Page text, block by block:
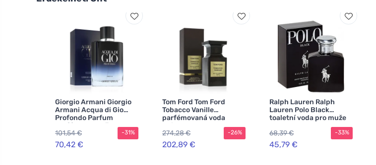
Giorgio Armani Giorgio
Armani Acqua di Gio
Profondo Parfum
parfém pro muže
101,54 €
70,42 €
-31%
Tom Ford Tom Ford
Tobacco Vanille
parfémovaná voda
unisex
274,28 €
202,89 €
-26%
Ralph Lauren Ralph
Lauren Polo Black
toaletní voda pro muže
68,39 €
45,79 €
-33%